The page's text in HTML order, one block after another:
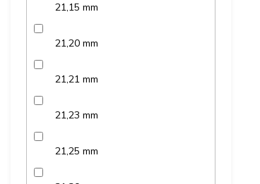
21,15 mm
21,20 mm
21,21 mm
21,23 mm
21,25 mm